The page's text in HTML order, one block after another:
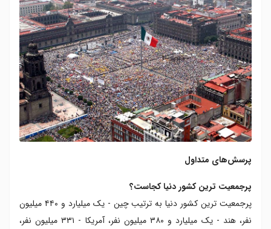
پرسش‌های متداول
پرجمعیت‌ ترین کشور دنیا کجاست؟
پرجمعیت‌ ترین کشور دنیا به ترتیب چین - یک میلیارد و ۴۴۰ میلیون
نفر، هند - یک میلیارد و ۳۸۰ میلیون نفر، آمریکا - ۳۳۱ میلیون نفر،